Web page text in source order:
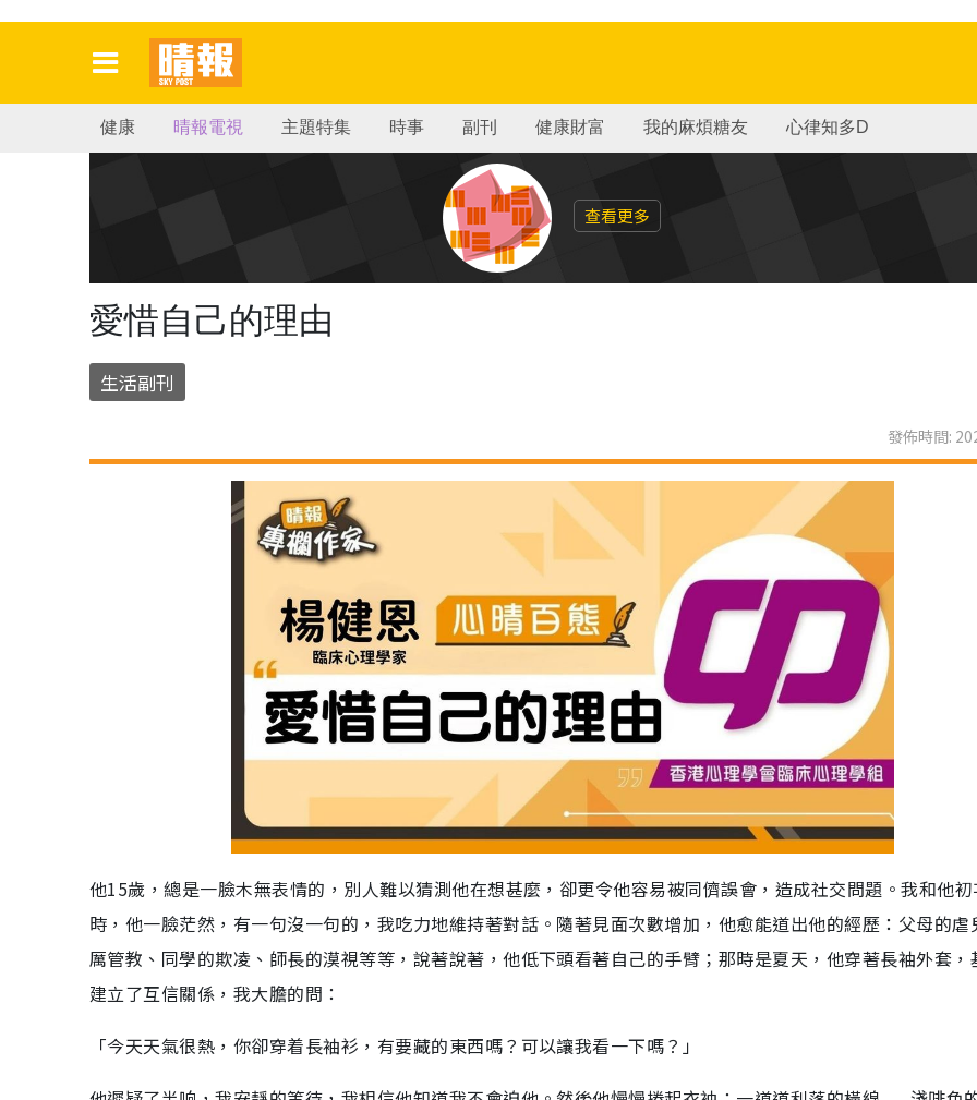
健康 晴報電視 主題特集 時事 副刊 健康財富 我的麻煩糖友 心律知多D
查看更多
愛惜自己的理由
生活副刊
發佈時間:
他15歲，總是一臉木無表情的，別人難以猜測他在想甚麼，卻更令他容易被同儕誤會，造成社交問題。我和他
時，他一臉茫然，有一句沒一句的，我吃力地維持著對話。隨著見面次數增加，他愈能道出他的經歷：父母的虐
厲管教、同學的欺凌、師長的漠視等等，說著說著，他低下頭看著自己的手臂；那時是夏天，他穿著長袖外套，
建立了互信關係，我大膽的問：
「今天天氣很熱，你卻穿着長袖衫，有要藏的東西嗎？可以讓我看一下嗎？」